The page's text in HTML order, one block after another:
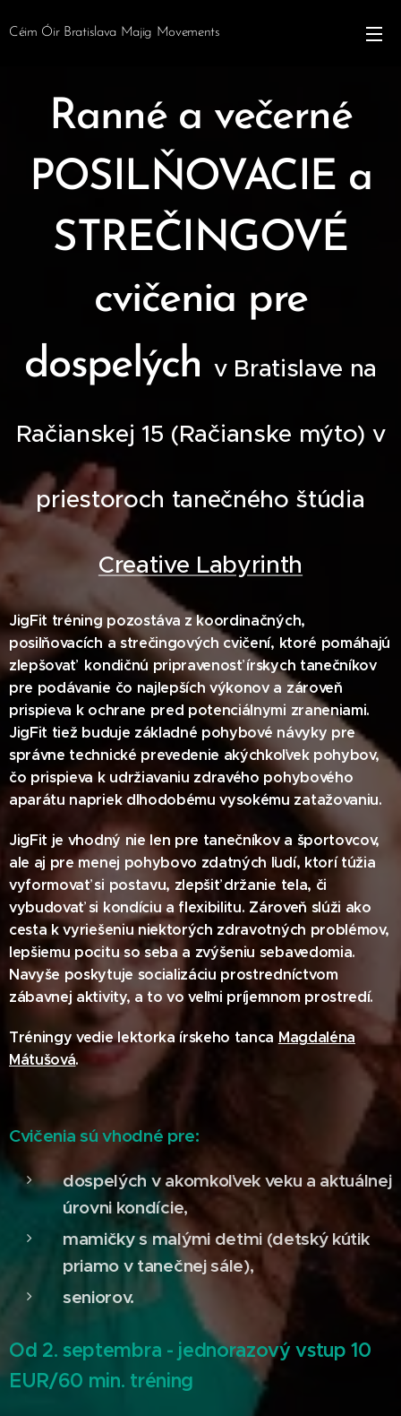
Céim Óir Bratislava Majig Movements
Ranné a večerné
POSILŇOVACIE a
STREČINGOVÉ
cvičenia pre
dospelých v Bratislave na
Račianskej 15 (Račianske mýto) v
priestoroch tanečného štúdia
Creative Labyrinth
JigFit tréning pozostáva z koordinačných,
posilňovacích a strečingových cvičení, ktoré pomáhajú
zlepšovať kondičnú pripravenosť írskych tanečníkov
pre podávanie čo najlepších výkonov a zároveň
prispieva k ochrane pred potenciálnymi zraneniami.
JigFit tiež buduje základné pohybové návyky pre
správne technické prevedenie akýchkoľvek pohybov,
čo prispieva k udržiavaniu zdravého pohybového
aparátu napriek dlhodobému vysokému zatažovaniu.
JigFit je vhodný nie len pre tanečníkov a športovcov,
ale aj pre menej pohybovo zdatných ľudí, ktorí túžia
vyformovať si postavu, zlepšiť držanie tela, či
vybudovať si kondíciu a flexibilitu. Zároveň slúži ako
cesta k vyriešeniu niektorých zdravotných problémov,
lepšiemu pocitu so seba a zvýšeniu sebavedomia.
Navyše poskytuje socializáciu prostredníctvom
zábavnej aktivity, a to vo veľmi príjemnom prostredí.
Tréningy vedie lektorka írskeho tanca Magdaléna
Mátušová.
Cvičenia sú vhodné pre:
dospelých v akomkoľvek veku a aktuálnej
úrovni kondície,
mamičky s malými deťmi (detský kútik
priamo v tanečnej sále),
seniorov.
Od 2. septembra - jednorazový vstup 10
EUR/60 min. tréning